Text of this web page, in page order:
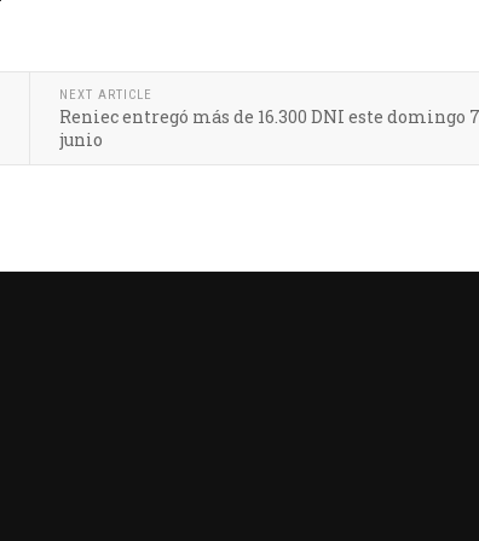
NEXT ARTICLE
Reniec entregó más de 16.300 DNI este domingo
junio